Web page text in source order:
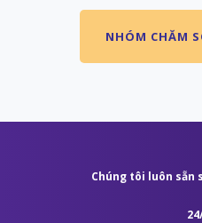
NHÓM CHĂM
Chúng tôi luôn sẵn